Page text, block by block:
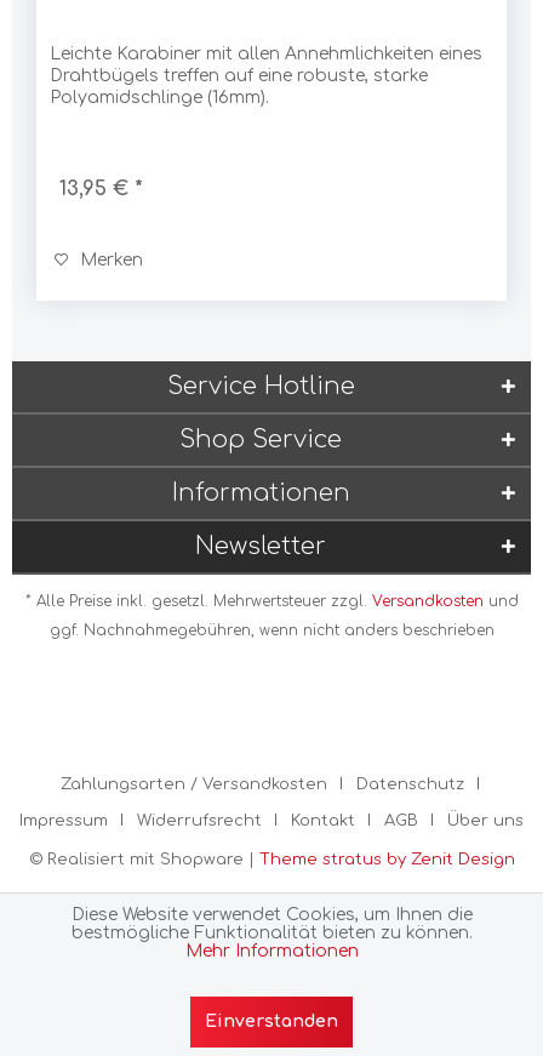
Leichte Karabiner mit allen Annehmlichkeiten eines
Drahtbügels treffen auf eine robuste, starke
Polyamidschlinge (16mm).
13,95 € *
Merken
Service Hotline
Shop Service
Informationen
Newsletter
* Alle Preise inkl. gesetzl. Mehrwertsteuer zzgl. Versandkosten und
ggf. Nachnahmegebühren, wenn nicht anders beschrieben
Zahlungsarten / Versandkosten Datenschutz
Impressum Widerrufsrecht Kontakt AGB Über uns
© Realisiert mit Shopware | Theme stratus by Zenit Design
Diese Website verwendet Cookies, um Ihnen die
bestmögliche Funktionalität bieten zu können.
Mehr Informationen
Einverstanden